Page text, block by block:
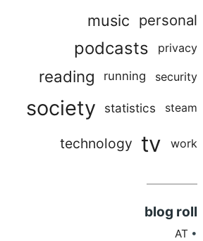
music personal
podcasts privacy
reading running security
society statistics steam
technology tv work
blog roll
AT